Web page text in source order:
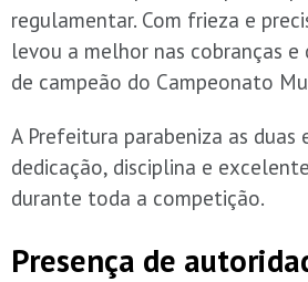
regulamentar. Com frieza e
levou a melhor nas cobranças
de campeão do Campeonato
A Prefeitura parabeniza as duas
dedicação, disciplina e
durante toda a competição.
Presença de